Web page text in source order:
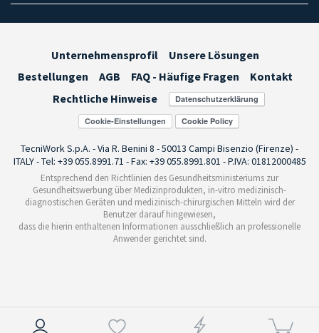
Unternehmensprofil
Unsere Lösungen
Bestellungen
AGB FAQ - Häufige Fragen
Kontakt
Rechtliche Hinweise
Cookie-Einstellungen
TecniWork S.p.A. - Via R. Benini 8 - 50013 Campi Bisenzio (Firenze) -
ITALY - Tel: +39 055.8991.71 - Fax: +39 055.8991.801 - P.IVA: 01812000485
Entsprechend den Richtlinien des Gesundheitsministeriums zur
Gesundheitswerbung über Medizinprodukten, in-vitro medizinisch-
diagnostischen Geräten und medizinisch-chirurgischen Mitteln wird der
Benutzer darauf hingewiesen,
dass die hierin enthaltenen Informationen ausschließlich an professionelle
Anwender gerichtet sind.